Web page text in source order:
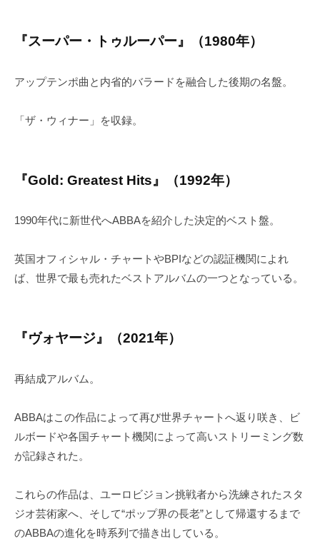
『スーパー・トゥルーパー』（1980年）
アップテンポ曲と内省的バラードを融合した後期の名盤。
「ザ・ウィナー」を収録。
『Gold: Greatest Hits』（1992年）
1990年代に新世代へABBAを紹介した決定的ベスト盤。
英国オフィシャル・チャートやBPIなどの認証機関によれ
ば、世界で最も売れたベストアルバムの一つとなっている。
『ヴォヤージ』（2021年）
再結成アルバム。
ABBAはこの作品によって再び世界チャートへ返り咲き、ビ
ルボードや各国チャート機関によって高いストリーミング数
が記録された。
これらの作品は、ユーロビジョン挑戦者から洗練されたスタ
ジオ芸術家へ、そして“ポップ界の長老”として帰還するまで
のABBAの進化を時系列で描き出している。